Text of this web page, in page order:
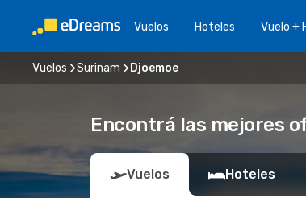
Vuelos Hoteles Vuelo +
Vuelos Surinam Djoemoe
Encontrá las mejores
Vuelos Hoteles